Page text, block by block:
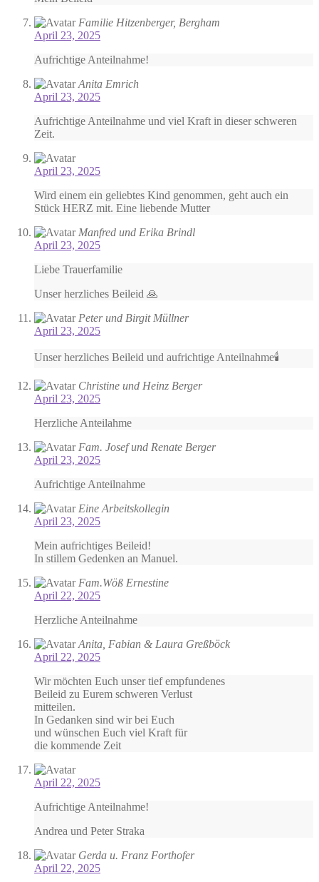
Familie Hitzenberger, Bergham
April 23, 2025
Aufrichtige Anteilnahme!
Anita Emrich
April 23, 2025
Aufrichtige Anteilnahme und viel Kraft in dieser schweren
Zeit.
April 23, 2025
Wird einem ein geliebtes Kind genommen, geht auch ein
Stück HERZ mit. Eine liebende Mutter
Manfred und Erika Brindl
April 23, 2025
Liebe Trauerfamilie
Unser herzliches Beileid 🙏
Peter und Birgit Müllner
April 23, 2025
Unser herzliches Beileid und aufrichtige Anteilnahme🕯
Christine und Heinz Berger
April 23, 2025
Herzliche Anteilahme
Fam. Josef und Renate Berger
April 23, 2025
Aufrichtige Anteilnahme
Eine Arbeitskollegin
April 23, 2025
Mein aufrichtiges Beileid!
In stillem Gedenken an Manuel.
Fam.Wöß Ernestine
April 22, 2025
Herzliche Anteilnahme
Anita, Fabian & Laura Greßböck
April 22, 2025
Wir möchten Euch unser tief empfundenes
Beileid zu Eurem schweren Verlust
mitteilen.
In Gedanken sind wir bei Euch
und wünschen Euch viel Kraft für
die kommende Zeit
April 22, 2025
Aufrichtige Anteilnahme!
Andrea und Peter Straka
Gerda u. Franz Forthofer
April 22, 2025